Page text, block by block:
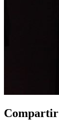
Compartir